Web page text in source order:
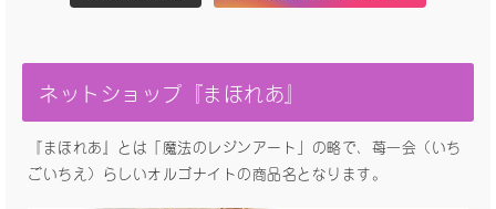
ネットショップ『まほれあ』
『まほれあ』とは「魔法のレジンアート」の略で、苺一会（いち
ごいちえ）らしいオルゴナイトの商品名となります。